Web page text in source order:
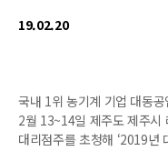
19.02.20
국내 1위 농기계 기업 대동
2월 13~14일 제주도 제주시
대리점주를 초청해 ‘2019년